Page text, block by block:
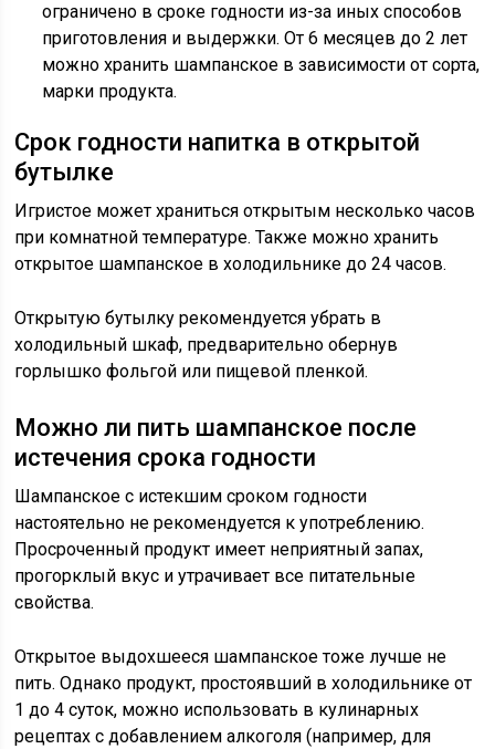
ограничено в сроке годности из-за иных способов
приготовления и выдержки. От 6 месяцев до 2 лет
можно хранить шампанское в зависимости от сорта,
марки продукта.
Срок годности напитка в открытой
бутылке
Игристое может храниться открытым несколько часов
при комнатной температуре. Также можно хранить
открытое шампанское в холодильнике до 24 часов.
Открытую бутылку рекомендуется убрать в
холодильный шкаф, предварительно обернув
горлышко фольгой или пищевой пленкой.
Можно ли пить шампанское после
истечения срока годности
Шампанское с истекшим сроком годности
настоятельно не рекомендуется к употреблению.
Просроченный продукт имеет неприятный запах,
прогорклый вкус и утрачивает все питательные
свойства.
Открытое выдохшееся шампанское тоже лучше не
пить. Однако продукт, простоявший в холодильнике от
1 до 4 суток, можно использовать в кулинарных
рецептах с добавлением алкоголя (например, для